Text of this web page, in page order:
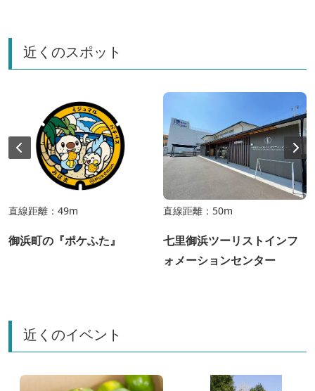
近くのスポット
直線距離：49m
御浜町の『ポケふた』
直線距離：50m
七里御浜ツーリストインフ
ォメーションセンター
近くのイベント